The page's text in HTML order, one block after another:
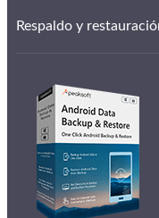
Respaldo y